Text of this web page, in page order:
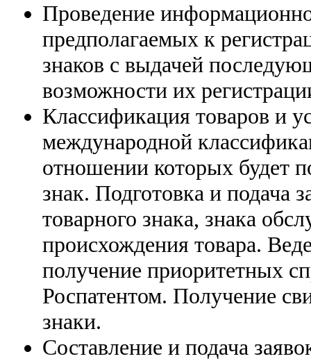
Проведение
предполагаемых к
знаков с выдачей
возможности их
Классификация товаров и
международной
отношении которых будет
знак. Подготовка и подача
товарного знака, знака
происхождения товара.
получение приоритетных
Роспатентом. Получение
знаки.
Составление и подача